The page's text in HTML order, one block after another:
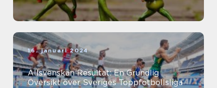
16. januari 2024
Allsvenskan Resultat: En Grundlig
Översikt över Sveriges Toppfotbollsliga